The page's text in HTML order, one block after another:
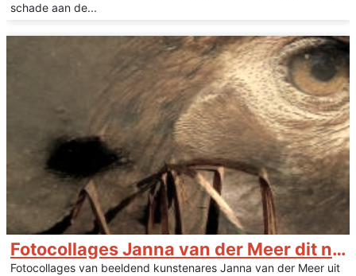
schade aan de...
Fotocollages Janna van der Meer dit najaar in De Schierstins
Fotocollages van beeldend kunstenares Janna van der Meer uit